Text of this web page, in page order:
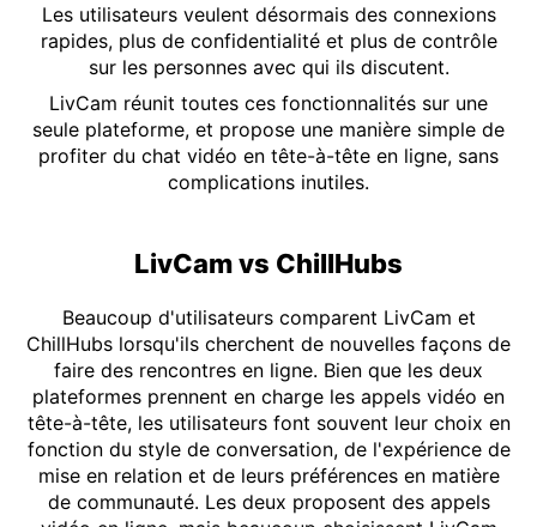
Les utilisateurs veulent désormais des connexions
rapides, plus de confidentialité et plus de contrôle
sur les personnes avec qui ils discutent.
LivCam réunit toutes ces fonctionnalités sur une
seule plateforme, et propose une manière simple de
profiter du chat vidéo en tête-à-tête en ligne, sans
complications inutiles.
LivCam vs ChillHubs
Beaucoup d'utilisateurs comparent LivCam et
ChillHubs lorsqu'ils cherchent de nouvelles façons de
faire des rencontres en ligne. Bien que les deux
plateformes prennent en charge les appels vidéo en
tête-à-tête, les utilisateurs font souvent leur choix en
fonction du style de conversation, de l'expérience de
mise en relation et de leurs préférences en matière
de communauté. Les deux proposent des appels